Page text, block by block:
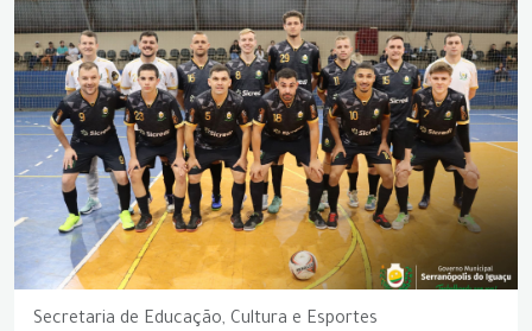
Secretaria de Educação, Cultura e Esportes